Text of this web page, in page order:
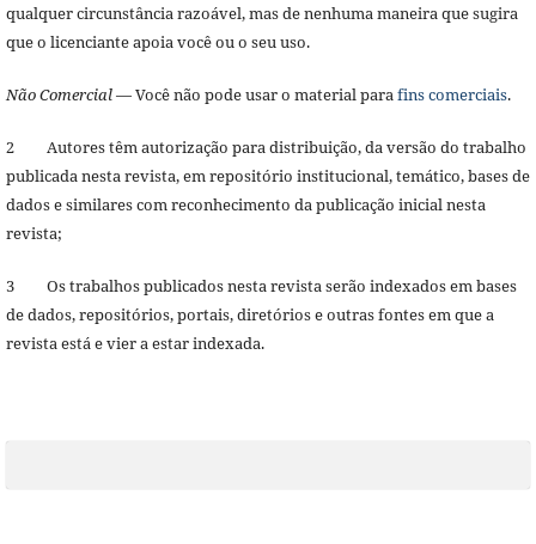
qualquer circunstância razoável, mas de nenhuma maneira que sugira
que o licenciante apoia você ou o seu uso.
Não Comercial— Você não pode usar o material para fins comerciais.
2 Autores têm autorização para distribuição, da versão do trabalho
publicada nesta revista, em repositório institucional, temático, bases de
dados e similares com reconhecimento da publicação inicial nesta
revista;
3 Os trabalhos publicados nesta revista serão indexados em bases
de dados, repositórios, portais, diretórios e outras fontes em que a
revista está e vier a estar indexada.